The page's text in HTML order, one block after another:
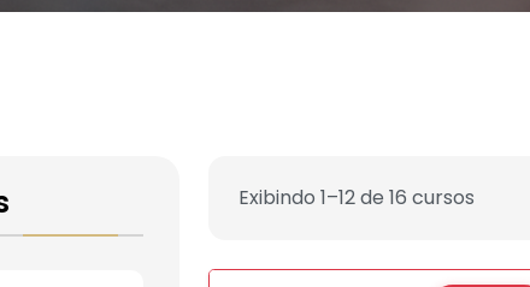
Exibindo 1–12 de 16 cursos